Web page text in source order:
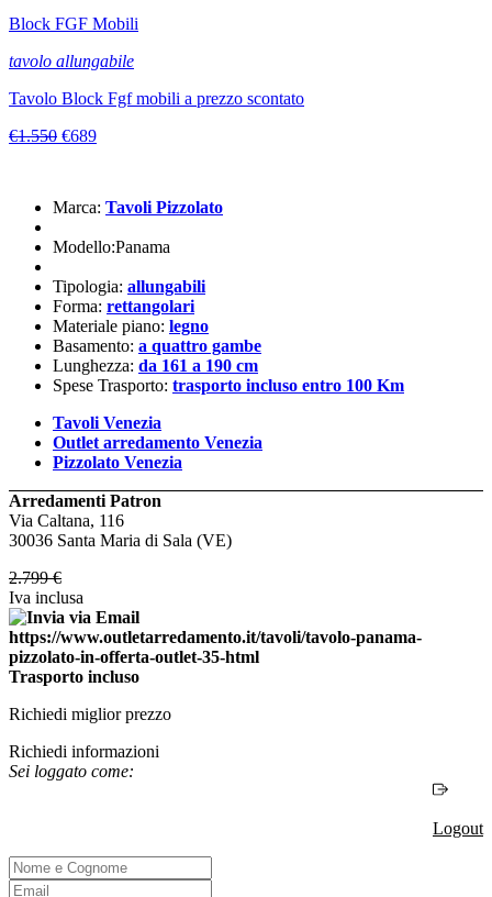
Block FGF Mobili
tavolo allungabile
Tavolo Block Fgf mobili a prezzo scontato
€1.550 €689
Marca: Tavoli Pizzolato
Modello:Panama
Tipologia: allungabili
Forma: rettangolari
Materiale piano: legno
Basamento: a quattro gambe
Lunghezza: da 161 a 190 cm
Spese Trasporto: trasporto incluso entro 100 Km
Tavoli Venezia
Outlet arredamento Venezia
Pizzolato Venezia
Arredamenti Patron
Via Caltana, 116
30036 Santa Maria di Sala (VE)
2.799 €
Iva inclusa
Trasporto incluso
Richiedi miglior prezzo
Richiedi informazioni
Sei loggato come:
Logout